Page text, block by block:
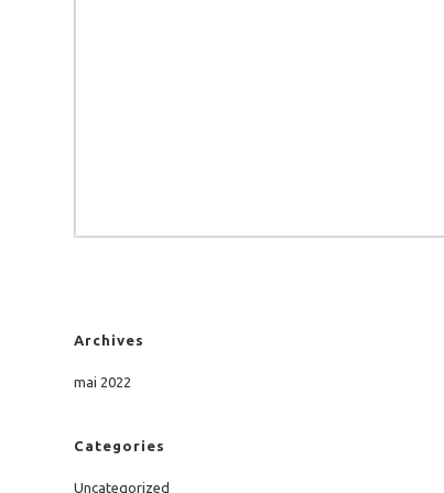
Archives
mai 2022
Categories
Uncategorized